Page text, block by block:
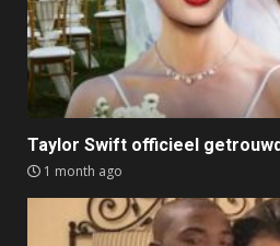
Taylor Swift officieel
1 month ago